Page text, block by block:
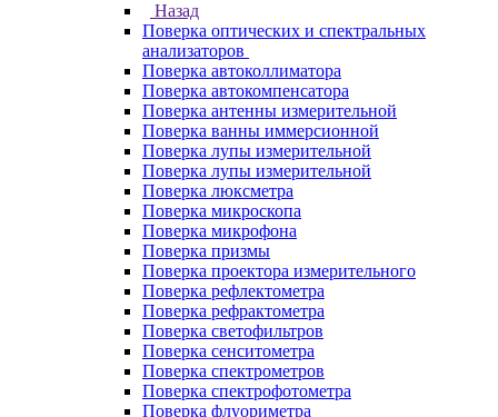
Назад
Поверка оптических и спектральных
анализаторов
Поверка автоколлиматора
Поверка автокомпенсатора
Поверка антенны измерительной
Поверка ванны иммерсионной
Поверка лупы измерительной
Поверка лупы измерительной
Поверка люксметра
Поверка микроскопа
Поверка микрофона
Поверка призмы
Поверка проектора измерительного
Поверка рефлектометра
Поверка рефрактометра
Поверка светофильтров
Поверка сенситометра
Поверка спектрометров
Поверка спектрофотометра
Поверка флуориметра